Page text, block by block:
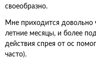
своеобразно.
Мне приходится довольно
летние месяцы, и более
действия спрея от ос
часто).